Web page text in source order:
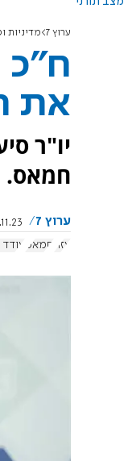
ערוץ 7 מדיניות
ח"כ
את
יו"ר
חמאס.
ערוץ 7
18:42
עזה
חמאס עודד